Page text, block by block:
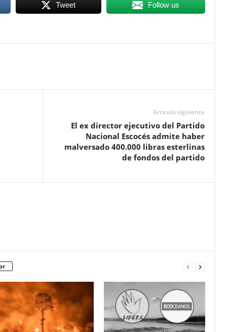
Tweet Follow us
Artículo siguiente
El ex director ejecutivo del Partido
Nacional Escocés admite haber
malversado 400.000 libras esterlinas
de fondos del partido